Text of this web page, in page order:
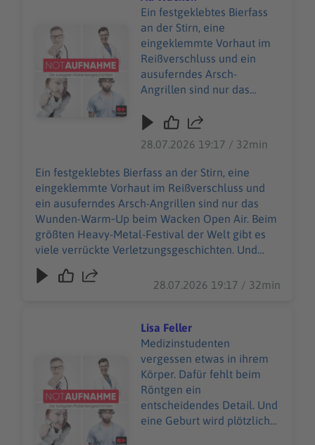
Audiotitel - Au Wacken
Ein festgeklebtes Bierfass
an der Stirn, eine
eingeklemmte Vorhaut im
Reißverschluss und ein
ausuferndes Arsch-
Angrillen sind nur das
Wacken Open Air. Beim
Festival der Welt gibt es
viele verrückte
Verletzungsgeschichten.
Und Wiebke Düsberg
macht sich nicht vom
(berühmtesten) Acker,
sondern nimmt die
heilende Herausforderung
500 weiteren
Rescue Squads. 85.000
W:O:A-Fans sind in guten
Händen beim
24‑Stunden‑Sanitätsdienst.
Selbst im schrägsten
*Schlammassel* …
WERBUNG Hier gibt es
viele Rabatte und alle Infos
28.07.2026 19:17 / 32min
Ein festgeklebtes Bierfass an der Stirn, eine
eingeklemmte Vorhaut im Reißverschluss und
ein ausuferndes Arsch-Angrillen sind nur das
Wunden-Warm‑Up beim Wacken Open Air. Beim
größten Heavy-Metal-Festival der Welt gibt es
viele verrückte Verletzungsgeschichten. Und
Wiebke Düsberg macht sich nicht vom
(berühmtesten) Acker, sondern nimmt die
Rescue Squads. 85.000 W:O:A-Fans sind in guten
Händen beim 24‑Stunden‑Sanitätsdienst. Selbst
im schrägsten *Schlammassel* … WERBUNG
Hier gibt es viele Rabatte und alle Infos zu den
Werbepartnern und „NotAufnahme“:
https://linktr.ee/notaufnahme Ihr möchtet
Werbung in diesem Podcast schalten? Schickt
gerne eine E-Mail an: hallo@podever.de
28.07.2026 19:17 / 32min
Audiotitel - Lisa Feller
Lisa Feller
Medizinstudenten
vergessen etwas in ihrem
Körper. Dafür fehlt beim
Röntgen ein
entscheidendes Detail. Und
eine Geburt wird plötzlich